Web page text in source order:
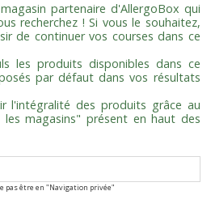
partenaire d'AllergoBox qui
recherchez ! Si vous le souhaitez,
de continuer vos courses dans ce
les produits disponibles dans ce
par défaut dans vos résultats
l'intégralité des produits grâce au
magasins" présent en haut des
pas être en "Navigation privée"